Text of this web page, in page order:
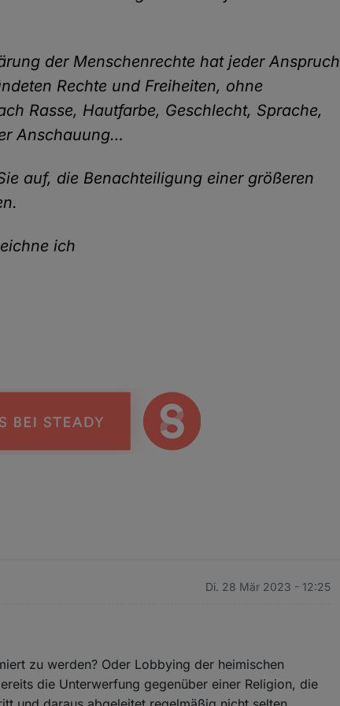
der Menschenrechte hat jeder Anspruch
Rechte und Freiheiten, ohne
Rasse, Hautfarbe, Geschlecht, Sprache,
Anschauung…
auf, die Benachteiligung einer größeren
ich
Di. 28 Mär 2023 - 12:25
zu werden? Oder Lobbying der heimischen
die Unterwerfung gegenüber einer Religion, die